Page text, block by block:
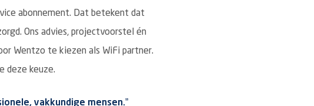
abonnement. Dat betekent dat
Ons advies, projectvoorstel én
Wentzo te kiezen als WiFi partner.
deze keuze.
vakkundige mensen.”